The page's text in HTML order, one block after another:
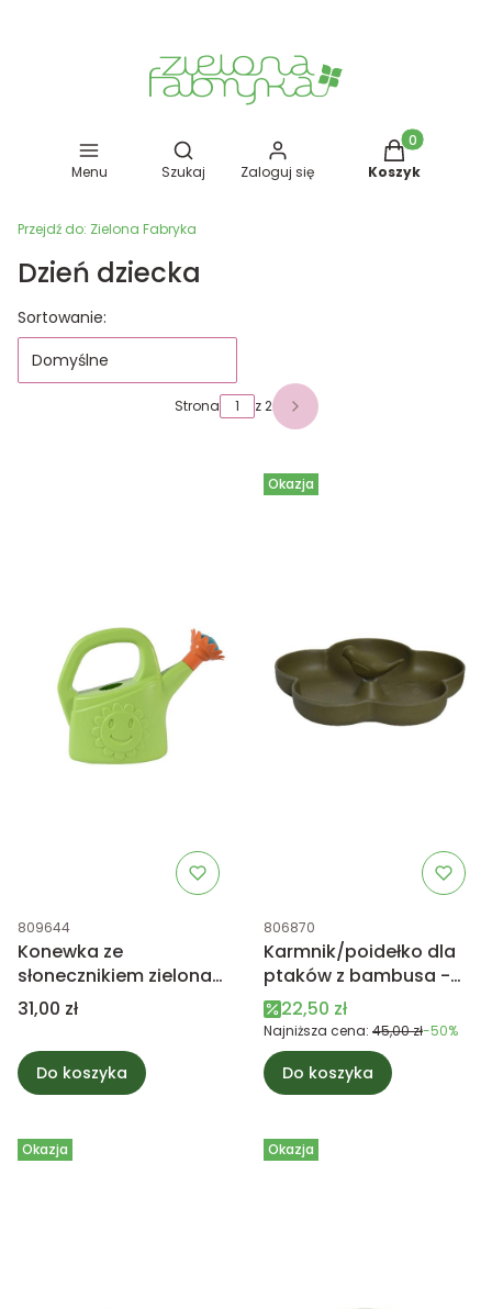
Menu
Otwórz wyszukiwarkę
Szukaj Zaloguj się
Produkty w
Koszyk
Przejdź do: Zielona Fabryka
Dzień dziecka
Lista produktów
Sortowanie:
Domyślne
Strona z 2 Następne produkty
Kod produktu
809644
Konewka ze
słonecznikiem zielona
1,2L
Cena
31,00 zł
Do koszyka
Okazja
Kod produktu
806870
Karmnik/poidełko dla
ptaków z bambusa -
oliwkowy
Cena promocyjna
22,50 zł
Najniższa cena: 45,00 zł-50%
Do koszyka
Okazja Okazja